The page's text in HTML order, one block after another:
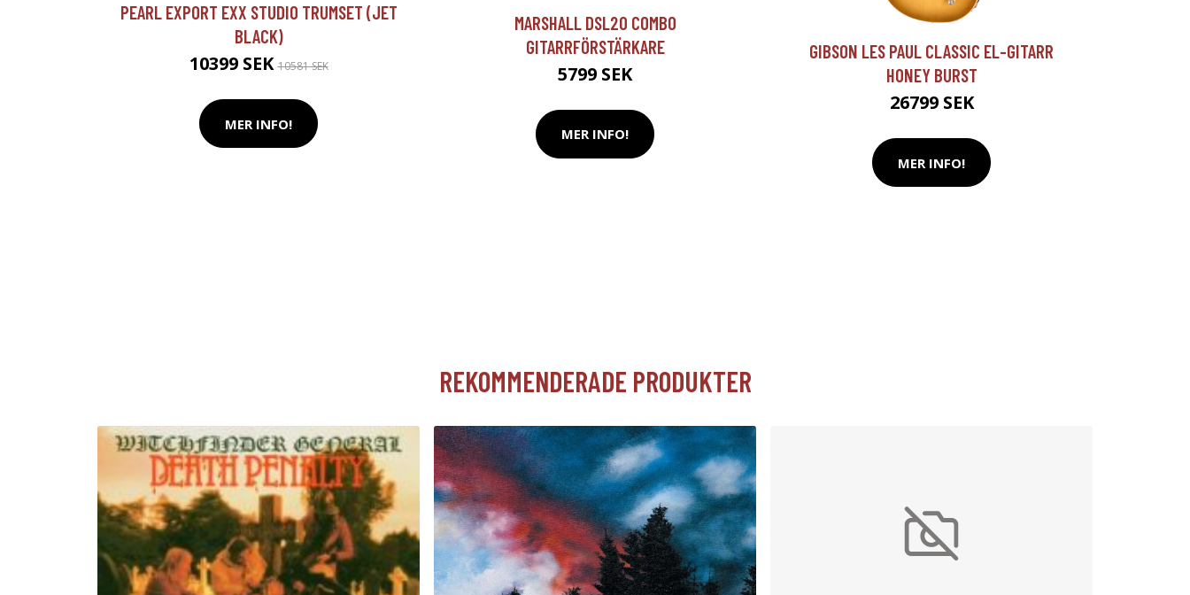
PEARL EXPORT EXX STUDIO TRUMSET (JET
BLACK)
10399 SEK10581 SEK
MER INFO!
MARSHALL DSL20 COMBO
GITARRFÖRSTÄRKARE
5799 SEK
MER INFO!
GIBSON LES PAUL CLASSIC EL-GITARR
HONEY BURST
26799 SEK
MER INFO!
REKOMMENDERADE PRODUKTER